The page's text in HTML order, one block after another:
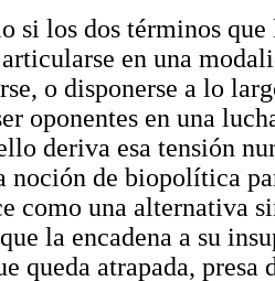
si los dos términos
en una
o disponerse a lo
oponentes en una
deriva esa tensión
noción de biopolítica
como una alternativa
la encadena a su
queda atrapada,